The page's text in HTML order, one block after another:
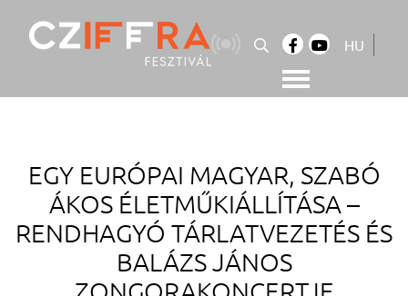
content
HU
EGY EURÓPAI MAGYAR, SZABÓ
ÁKOS ÉLETMŰKIÁLLÍTÁSA –
RENDHAGYÓ TÁRLATVEZETÉS ÉS
BALÁZS JÁNOS